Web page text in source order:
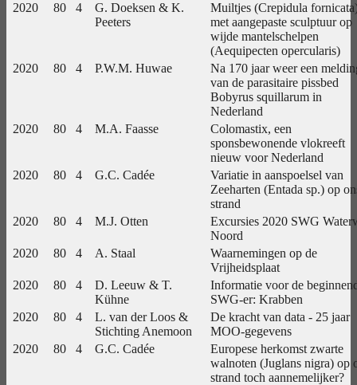
2020
80 4
G. Doeksen & K.
Peeters
Muiltjes (Crepidula
met aangepaste sculptuur op
wijde mantelschelpen
(Aequipecten opercularis)
2020
80 4 P.W.M. Huwae
Na 170 jaar weer een
van de parasitaire pissbed
Bobyrus squillarum in
Nederland
2020
80 4 M.A. Faasse
Colomastix, een
sponsbewonende vlokreeft
nieuw voor Nederland
2020
80 4 G.C. Cadée
Variatie in aanspoelsel van
Zeeharten (Entada sp.) op
strand
2020
80 4 M.J. Otten
Excursies 2020 SWG
Noord
2020
80 4 A. Staal
Waarnemingen op de
Vrijheidsplaat
2020
80 4
D. Leeuw & T.
Kühne
Informatie voor de
SWG-er: Krabben
2020
80 4
L. van der Loos &
Stichting Anemoon
De kracht van data - 25 jaar
MOO-gegevens
2020
80 4 G.C. Cadée
Europese herkomst zwarte
walnoten (Juglans nigra) op
strand toch aannemelijker?